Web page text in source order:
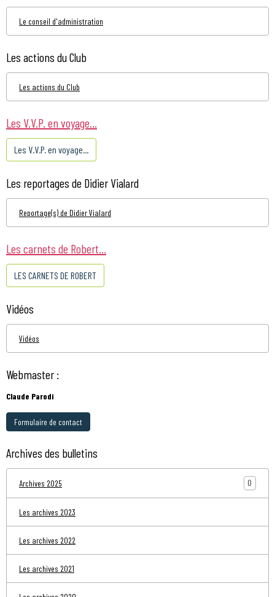
Le conseil d'administration
Les actions du Club
Les actions du Club
Les V.V.P. en voyage...
Les V.V.P. en voyage...
Les reportages de Didier Vialard
Reportage(s) de Didier Vialard
Les carnets de Robert...
LES CARNETS DE ROBERT
Vidéos
Vidéos
Webmaster :
Claude Parodi
Formulaire de contact
Archives des bulletins
Archives 2025 0
Les archives 2023
Les archives 2022
Les archives 2021